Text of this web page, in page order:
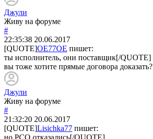
Джули
Живу на форуме
#
22:35:38 20.06.2017
[QUOTE]OE77OE пишет:
ты исполнитель, они поставщик[/QUOTE]
вы тоже хотите прямые договора доказать?
Джули
Живу на форуме
#
21:32:20 20.06.2017
[QUOTE]Lisichka77 пишет:
но РСО отказались[/QUOTE]